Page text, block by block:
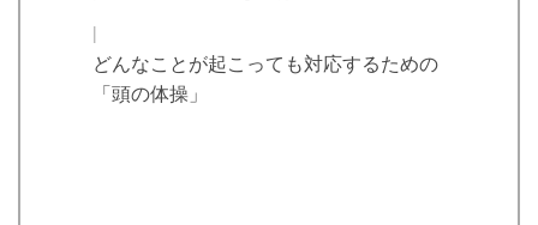
どんなことが起こっても対応するための
「頭の体操」